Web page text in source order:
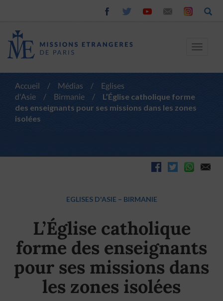
Toggle
Accueil / Médias /
Eglises
d'Asie
/ Birmanie /
L’Église catholique forme
des enseignants pour ses missions dans les zones
isolées
EGLISES D'ASIE – BIRMANIE
L’Église catholique
forme des enseignants
pour ses missions dans
les zones isolées